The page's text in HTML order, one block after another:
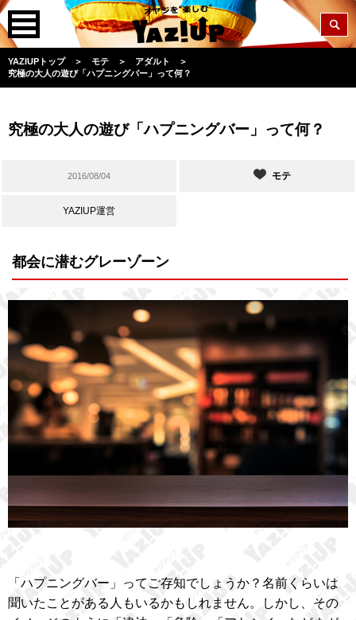
YAZIUPトップ ＞ モテ ＞ アダルト
＞
究極の大人の遊び「ハプニングバー」って何？
究極の大人の遊び「ハプニングバー」って何？
2016/08/04 モテ
YAZIUP運営
都会に潜むグレーゾーン
「ハプニングバー」ってご存知でしょうか？名前くらいは
聞いたことがある人もいるかもしれません。しかし、その